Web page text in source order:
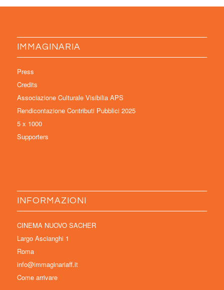
IMMAGINARIA
Press
Credits
Associazione Culturale Visibilia APS
Rendicontazione Contributi Pubblici 2025
5 x 1000
Supporters
INFORMAZIONI
CINEMA NUOVO SACHER
Largo Ascianghi 1
Roma
info@immaginariaff.it
Come arrivare